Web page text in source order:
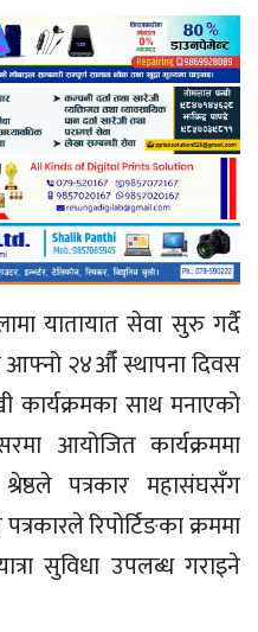
यातायात सेवा सुरु गर्दै
आफ्नो २४औँ स्थापना दिवस
कार्यक्रमका साथ मनाएको
आयोजित कार्यक्रममा
पत्रकार महासंघसँग
रिपोर्टिङका क्रममा
सुविधा उपलब्ध गराइने